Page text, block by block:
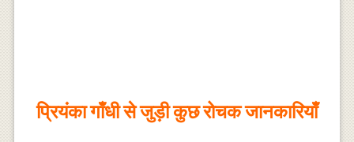
प्रियंका गाँधी से जुड़ी कुछ रोचक जानकारियाँ